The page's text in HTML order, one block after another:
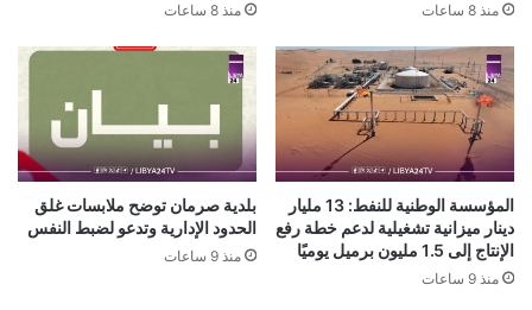
منذ 8 ساعات منذ 8 ساعات
المؤسسة الوطنية للنفط: 13 مليار
دينار ميزانية تشغيلية لدعم خطة رفع
الإنتاج إلى 1.5 مليون برميل يوميًا
منذ 9 ساعات
بلدية صرمان توضح ملابسات غلق
الحدود الإدارية وتدعو لضبط النفس
منذ 9 ساعات